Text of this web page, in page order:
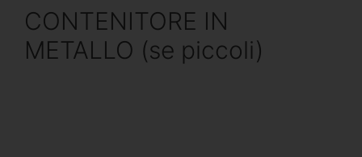
CONTENITORE IN
METALLO (se piccoli)